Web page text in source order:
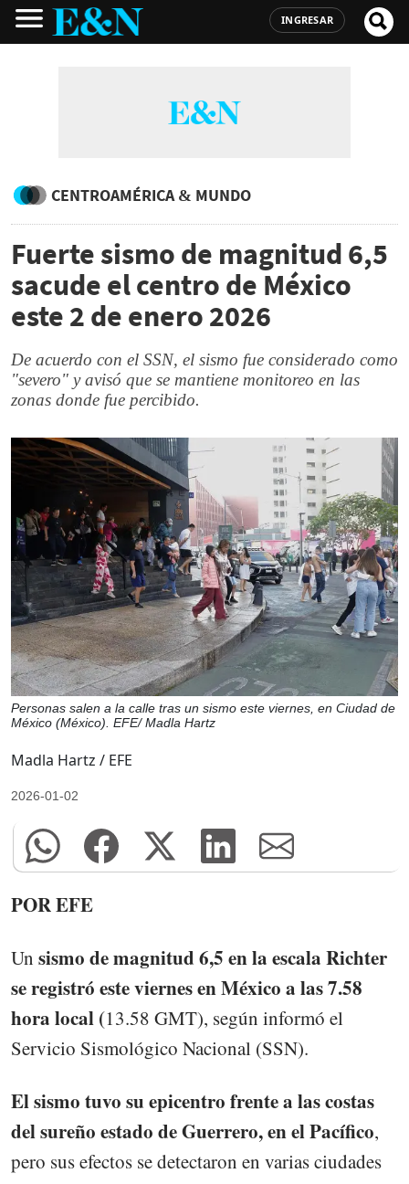
INGRESAR
CENTROAMÉRICA & MUNDO
Fuerte sismo de magnitud 6,5
sacude el centro de México
este 2 de enero 2026
De acuerdo con el SSN, el sismo fue considerado como
"severo" y avisó que se mantiene monitoreo en las
zonas donde fue percibido.
Personas salen a la calle tras un sismo este viernes, en Ciudad de
México (México). EFE/ Madla Hartz
Madla Hartz / EFE
2026-01-02
POR EFE
Un sismo de magnitud 6,5 en la escala Richter
se registró este viernes en México a las 7.58
hora local (13.58 GMT), según informó el
Servicio Sismológico Nacional (SSN).
El sismo tuvo su epicentro frente a las costas
del sureño estado de Guerrero, en el Pacífico,
pero sus efectos se detectaron en varias ciudades